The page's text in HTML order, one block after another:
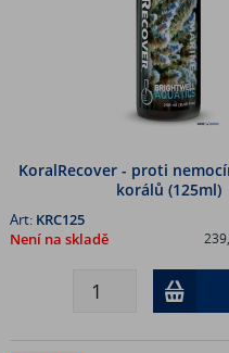
KoralRecover - proti
korálů (125ml)
Art: KRC125
Není na skladě